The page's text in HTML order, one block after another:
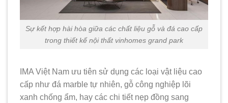
Sự kết hợp hài hòa giữa các chất liệu gỗ và đá cao cấp
trong thiết kế nội thất vinhomes grand park
IMA Việt Nam ưu tiên sử dụng các loại vật liệu cao
cấp như đá marble tự nhiên, gỗ công nghiệp lõi
xanh chống ẩm, hay các chi tiết nẹp đồng sang